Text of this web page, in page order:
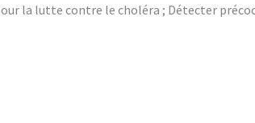
la lutte contre le choléra ; Détecter